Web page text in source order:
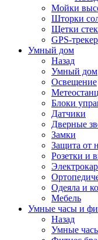
Мойки
Шторки
Щетки
GPS-
Умный дом
Назад
Умный дом
Освещение
Блоки
Датчики
Дверные
Замки
Защита от
Розетки и
Одеяла и
Мебель
Умные часы и
Назад
Умные